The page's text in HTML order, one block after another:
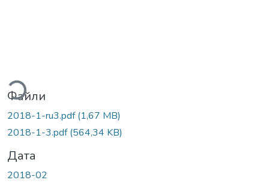
Файли
2018-1-ru3.pdf(1,67 MB)
2018-1-3.pdf(564,34 KB)
Дата
2018-02